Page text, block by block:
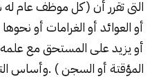
التى تقرر أن ( كل موظف عام
أو العوائد أو الغرامات أو
أو يزيد على المستحق مع
المؤقتة أو السجن ) .وأساس